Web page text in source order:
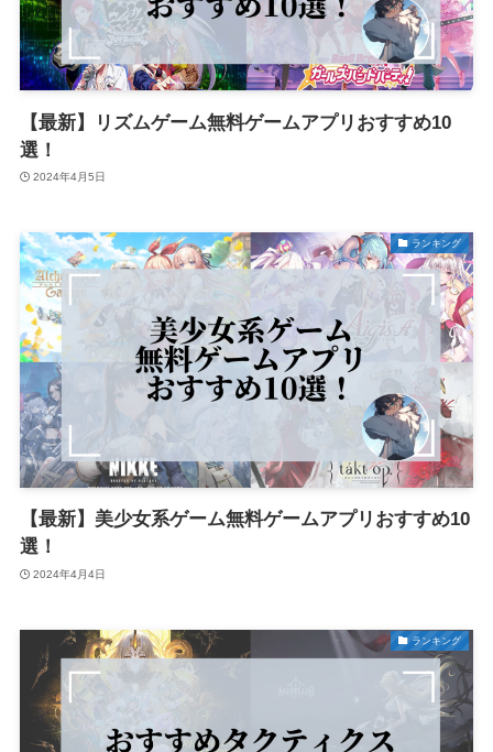
【最新】リズムゲーム無料ゲームアプリおすすめ10
選！
2024年4月5日
ランキング
【最新】美少女系ゲーム無料ゲームアプリおすすめ10
選！
2024年4月4日
ランキング